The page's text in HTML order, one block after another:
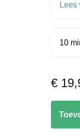
Lees
10
€
aantal